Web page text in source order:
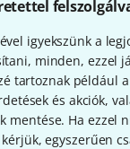
igyekszünk a
minden, ezzel
tartoznak például
és akciók,
mentése. Ha ezzel
egyszerűen
szállítható
Ft
szállítás 79 000 Ft
ár tartalmazza az